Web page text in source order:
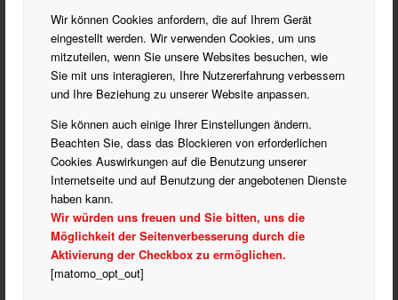
Wir können Cookies anfordern, die auf Ihrem Gerät
eingestellt werden. Wir verwenden Cookies, um uns
mitzuteilen, wenn Sie unsere Websites besuchen, wie
Sie mit uns interagieren, Ihre Nutzererfahrung verbessern
und Ihre Beziehung zu unserer Website anpassen.
Sie können auch einige Ihrer Einstellungen ändern.
Beachten Sie, dass das Blockieren von erforderlichen
Cookies Auswirkungen auf die Benutzung unserer
Internetseite und auf Benutzung der angebotenen Dienste
haben kann.
Wir würden uns freuen und Sie bitten, uns die
Möglichkeit der Seitenverbesserung durch die
Aktivierung der Checkbox zu ermöglichen.
[matomo_opt_out]
ABTEILUNG BOGENSCHIESSEN